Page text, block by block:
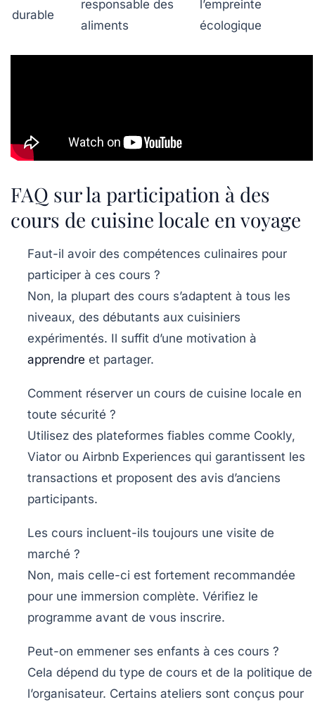
durable
responsable des
aliments
l’empreinte
écologique
FAQ sur la participation à des
cours de cuisine locale en voyage
Faut-il avoir des compétences culinaires pour
participer à ces cours ?
Non, la plupart des cours s’adaptent à tous les
niveaux, des débutants aux cuisiniers
expérimentés. Il suffit d’une motivation à
apprendre et partager.
Comment réserver un cours de cuisine locale en
toute sécurité ?
Utilisez des plateformes fiables comme Cookly,
Viator ou Airbnb Experiences qui garantissent les
transactions et proposent des avis d’anciens
participants.
Les cours incluent-ils toujours une visite de
marché ?
Non, mais celle-ci est fortement recommandée
pour une immersion complète. Vérifiez le
programme avant de vous inscrire.
Peut-on emmener ses enfants à ces cours ?
Cela dépend du type de cours et de la politique de
l’organisateur. Certains ateliers sont conçus pour